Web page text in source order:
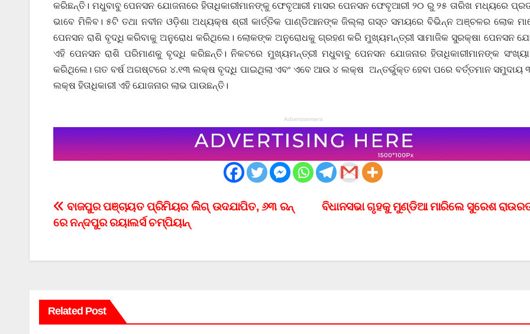
କରିଛନ୍ତି। ମଧୁବାବୁ ପେନସନ ଯୋଜନାରେ ହିତାଧିକାରୀମାନଙ୍କୁ ଫେବୃଆରୀ ମାସର ପେନସନ ଫେବୃଆରୀ ୨୦ ରୁ ୨୫ ତାରିଖ ମଧ୍ୟରେ
ଭାବେ ମିଳିବ। ୫ଟି ତଥା ନବୀନ ଓଡ଼ିଶା ଅଧ୍ୟକ୍ଷ ଶ୍ରୀ କାର୍ତ୍ତିକ ପାଣ୍ଡିଆନଙ୍କ ଜିଲ୍ଲା ଗସ୍ତ ସମୟରେ ବିଭିନ୍ନ ଅଞ୍ଚଳର ଲୋକ
ପେନସନ ରାଶି ବୃଦ୍ଧି କରିବାକୁ ଅନୁରୋଧ କରିଥିଲେ। ଲୋକଙ୍କ ଅନୁରୋଧକୁ ଗ୍ରହଣ କରି ମୁଖ୍ୟମନ୍ତ୍ରୀ ସାମାଜିକ ସୁରକ୍ଷା ପେନସନ
ଏହି ପେନସନ ରାଶି ପରିମାଣକୁ ବୃଦ୍ଧି କରିଛନ୍ତି। ନିକଟରେ ମୁଖ୍ୟମନ୍ତ୍ରୀ ମଧୁବାବୁ ପେନସନ ଯୋଜନାର ହିତାଧିକାରୀମାନଙ୍କ
କରିଥିଲେ। ଗତ ବର୍ଷ ଅଗଷ୍ଟରେ ୪.୧୩ ଲକ୍ଷ ବୃଦ୍ଧି ପାଇଥିଲା ଏବଂ ଏବେ ଆଉ ୪ ଲକ୍ଷ ଅନ୍ତର୍ଭୁକ୍ତ ହେବା ପରେ ବର୍ତ୍ତମାନ ସମୁଦାୟ
ଲକ୍ଷ ହିତାଧିକାରୀ ଏହି ଯୋଜନାର ଲାଭ ପାଉଛନ୍ତି।
Advertisement
Post
navigation
ବିଧାନସଭା ଗୃହକୁ ମୁଣ୍ଡିଆ ମାରିଲେ ସୁରେଶ
ବାଜପୁର ପଞ୍ଚାୟତ ପ୍ରିମିୟର ଲିଗ୍ ଉଦଯାପିତ, ୬୩ ରନ୍
ରେ ନନ୍ଦପୁର ରୟାଲର୍ସ ଚମ୍ପିୟାନ୍
Related Post